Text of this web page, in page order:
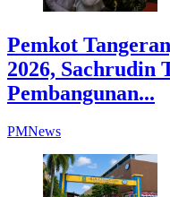
Pemkot
2026, Sachrudin
Pembangunan...
PMNews